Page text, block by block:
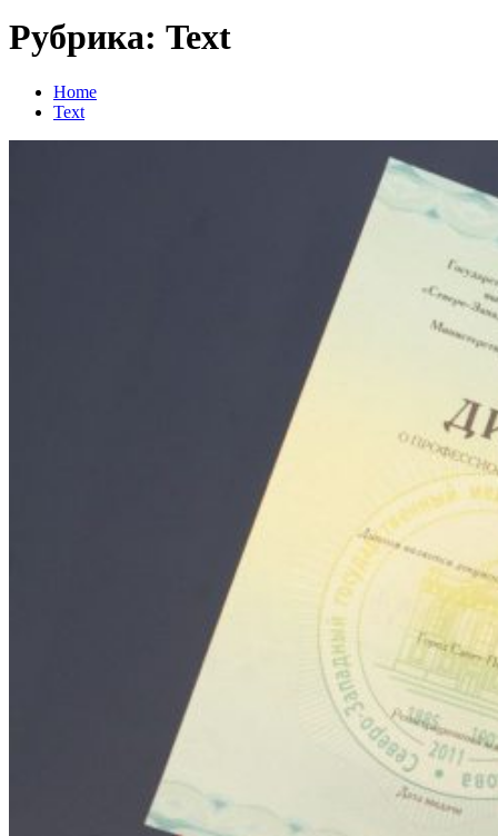
Рубрика: Text
Home
Text